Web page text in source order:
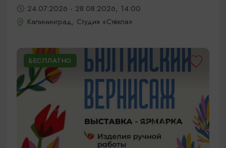
24.07.2026 - 28.08.2026, 14:00
Калининград, Студия «Стёкла»
БЕСПЛАТНО